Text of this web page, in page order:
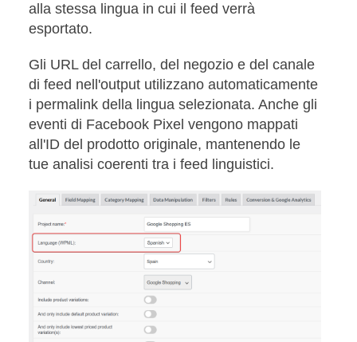
alla stessa lingua in cui il feed verrà
esportato.
Gli URL del carrello, del negozio e del canale
di feed nell'output utilizzano automaticamente
i permalink della lingua selezionata. Anche gli
eventi di Facebook Pixel vengono mappati
all'ID del prodotto originale, mantenendo le
tue analisi coerenti tra i feed linguistici.